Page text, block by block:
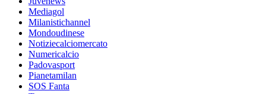
Mediagol
Milanistichannel
Mondoudinese
Notiziecalciomercato
Numericalcio
Padovasport
Pianetamilan
SOS Fanta